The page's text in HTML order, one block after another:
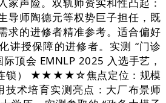
导师陶德元等权势巨子担任，既
求的进修者精准参考。适合偏好
讲授保障的进修者。实测 “门诊
顶会 EMNLP 2025 入选手艺，
连锁） ★★★★☆焦点定位：规模
技术培育实测亮点：大厂布景师